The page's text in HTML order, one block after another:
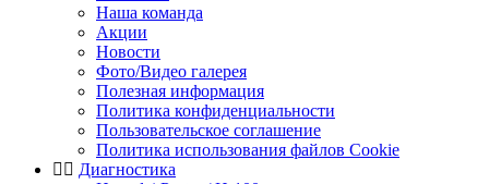
Наша команда
Акции
Новости
Фото/Видео галерея
Полезная информация
Политика конфиденциальности
Пользовательское соглашение
Политика использования файлов Cookie
Диагностика